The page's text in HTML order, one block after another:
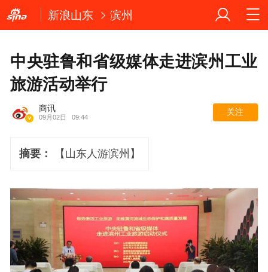
新浪山东 滨州
中央驻鲁和省级媒体走进滨州工业
旅游活动举行
商讯
09月02日 09:44
关注
摘要： 【山东人游滨州】